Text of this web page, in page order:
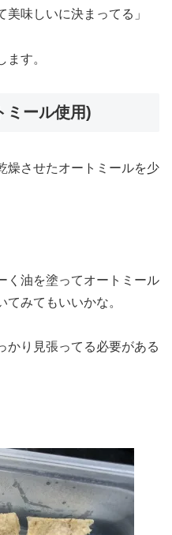
味しいに決まってる」
す。
ミール使用)
燥させたオートミールを少
く油を塗ってオートミール
みてもいいかな。
かり見張ってる必要がある